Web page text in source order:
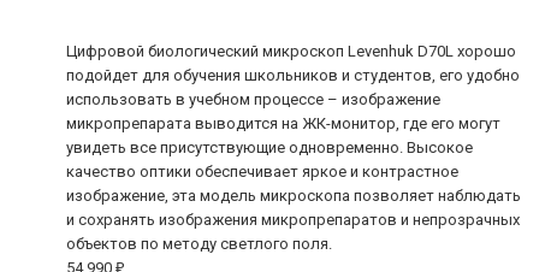
Цифровой биологический микроскоп Levenhuk D70L хорошо
подойдет для обучения школьников и студентов, его удобно
использовать в учебном процессе – изображение
микропрепарата выводится на ЖК-монитор, где его могут
увидеть все присутствующие одновременно. Высокое
качество оптики обеспечивает яркое и контрастное
изображение, эта модель микроскопа позволяет наблюдать
и сохранять изображения микропрепаратов и непрозрачных
объектов по методу светлого поля.
54 990 ₽